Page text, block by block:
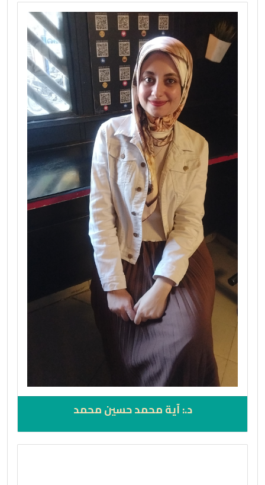
د.: آية محمد حسين محمد